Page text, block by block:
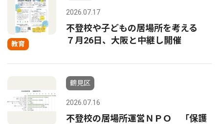
教育
2026.07.17
不登校や子どもの居場所を考える
７月26日、大阪と中継し開催
鶴見区
2026.07.16
不登校の居場所運営ＮＰＯ 「保護